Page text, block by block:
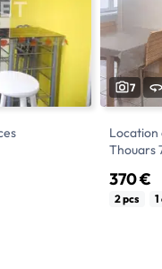
7
Location
Thouars
370 €
Votre
2 pcs